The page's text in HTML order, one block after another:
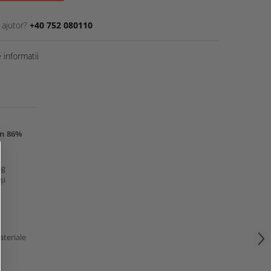
+40 752 080110
informatii
86%